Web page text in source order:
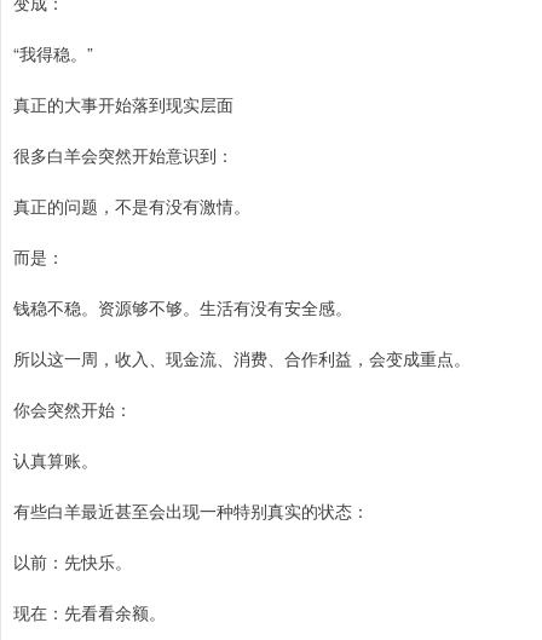
“我得稳。”
真正的大事开始落到现实层面
很多白羊会突然开始意识到：
真正的问题，不是有没有激情。
而是：
钱稳不稳。资源够不够。生活有没有安全感。
所以这一周，收入、现金流、消费、合作利益，会变成重点。
你会突然开始：
认真算账。
有些白羊最近甚至会出现一种特别真实的状态：
以前：先快乐。
现在：先看看余额。